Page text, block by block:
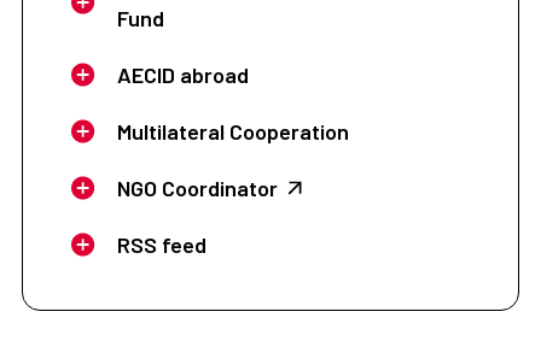
Fund
AECID abroad
Multilateral Cooperation
NGO Coordinator
RSS feed